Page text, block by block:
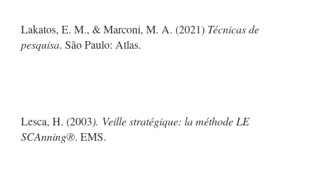
Lakatos, E. M., & Marconi, M. A. (2021) Técnicas de
pesquisa. São Paulo: Atlas.
Lesca, H. (2003). Veille stratégique: la méthode LE
SCAnning®. EMS.